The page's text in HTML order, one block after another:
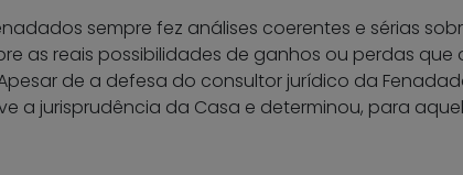
sempre fez análises coerentes e sérias
as reais possibilidades de ganhos ou perdas que
de a defesa do consultor jurídico da
a jurisprudência da Casa e determinou, para